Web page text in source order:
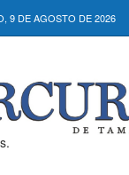
9 DE AGOSTO DE 2026